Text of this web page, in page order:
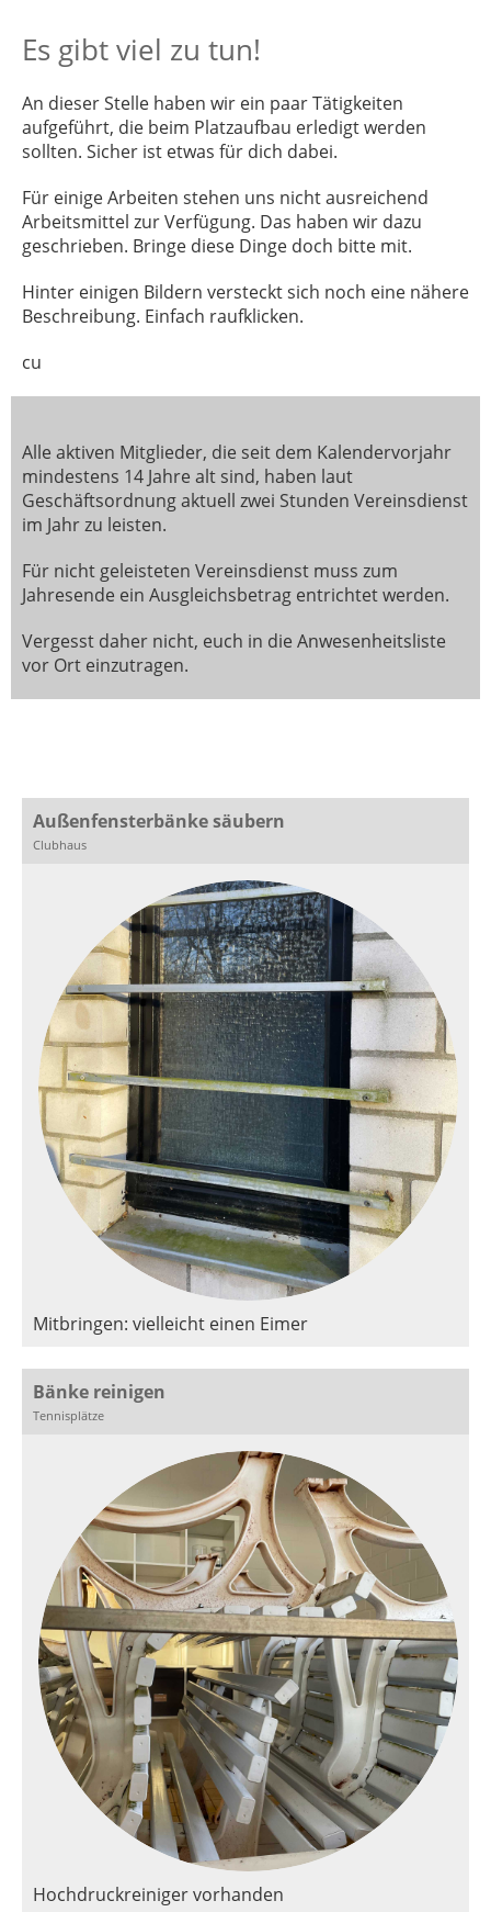
Es gibt viel zu tun!
An dieser Stelle haben wir ein paar Tätigkeiten
aufgeführt, die beim Platzaufbau erledigt werden
sollten. Sicher ist etwas für dich dabei.
Für einige Arbeiten stehen uns nicht ausreichend
Arbeitsmittel zur Verfügung. Das haben wir dazu
geschrieben. Bringe diese Dinge doch bitte mit.
Hinter einigen Bildern versteckt sich noch eine nähere
Beschreibung. Einfach raufklicken.
cu
Alle aktiven Mitglieder, die seit dem Kalendervorjahr
mindestens 14 Jahre alt sind, haben laut
Geschäftsordnung aktuell zwei Stunden Vereinsdienst
im Jahr zu leisten.
Für nicht geleisteten Vereinsdienst muss zum
Jahresende ein Ausgleichsbetrag entrichtet werden.
Vergesst daher nicht, euch in die Anwesenheitsliste
vor Ort einzutragen.
Außenfensterbänke säubern
Clubhaus
Mitbringen: vielleicht einen Eimer
Bänke reinigen
Tennisplätze
Hochdruckreiniger vorhanden